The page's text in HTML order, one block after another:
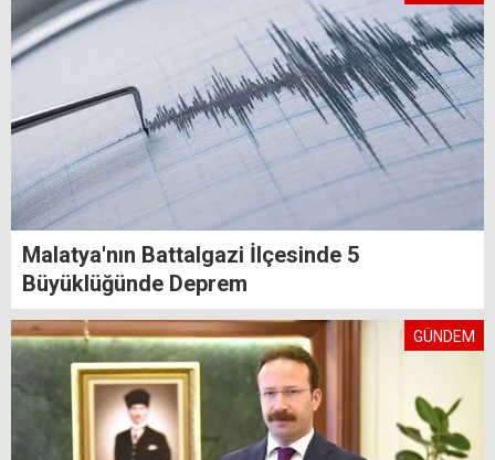
Malatya'nın Battalgazi İlçesinde 5
Büyüklüğünde Deprem
GÜNDEM